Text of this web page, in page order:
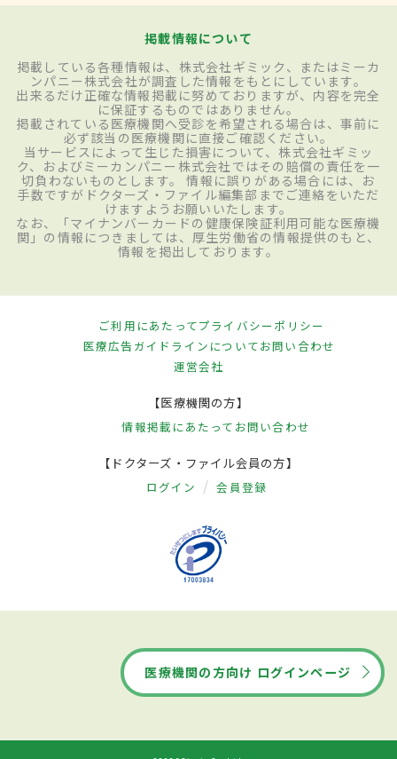
掲載情報について
掲載している各種情報は、株式会社ギミック、またはミーカ
ンパニー株式会社が調査した情報をもとにしています。
出来るだけ正確な情報掲載に努めておりますが、内容を完全
に保証するものではありません。
掲載されている医療機関へ受診を希望される場合は、事前に
必ず該当の医療機関に直接ご確認ください。
当サービスによって生じた損害について、株式会社ギミッ
ク、およびミーカンパニー株式会社ではその賠償の責任を一
切負わないものとします。 情報に誤りがある場合には、お
手数ですがドクターズ・ファイル編集部までご連絡をいただ
けますようお願いいたします。
なお、「マイナンバーカードの健康保険証利用可能な医療機
関」の情報につきましては、厚生労働省の情報提供のもと、
情報を掲出しております。
ご利用にあたってプライバシーポリシー
医療広告ガイドラインについてお問い合わせ
運営会社
【医療機関の方】
情報掲載にあたって お問い合わせ
【ドクターズ・ファイル会員の方】
ログイン 会員登録
医療機関の方向け ログインページ